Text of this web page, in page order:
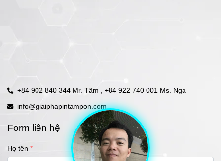
+84 902 840 344 Mr. Tâm , +84 922 740 001 Ms. Nga
info@giaiphapintampon.com
Form liên hệ
Họ tên